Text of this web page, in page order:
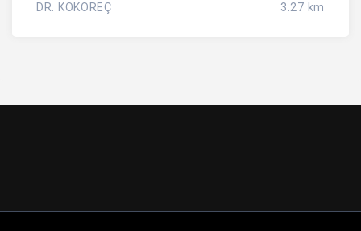
DR. KOKOREÇ 3.27 km